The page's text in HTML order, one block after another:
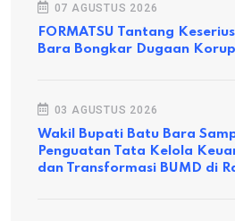
07 AGUSTUS 2026
FORMATSU Tantang
Bara Bongkar Dugaan
03 AGUSTUS 2026
Wakil Bupati Batu Bara
Penguatan Tata Kelola
dan Transformasi BUMD di